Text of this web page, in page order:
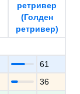
ретривер
(Голден
ретривер)
61
36